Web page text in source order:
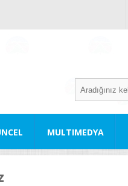
MULTIMEDYA